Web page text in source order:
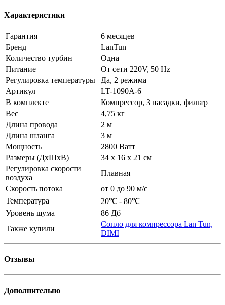
Характеристики
Гарантия
6 месяцев
Бренд
LanTun
Количество турбин
Одна
Питание
От сети 220V, 50 Hz
Регулировка температуры
Да, 2 режима
Артикул
LT-1090A-6
В комплекте
Компрессор, 3 насадки, фильтр
Вес
4,75 кг
Длина провода
2 м
Длина шланга
3 м
Мощность
2800 Ватт
Размеры (ДхШхВ)
34 х 16 х 21 см
Регулировка скорости
воздуха
Плавная
Скорость потока
от 0 до 90 м/с
Температура
20℃ - 80℃
Уровень шума
86 Дб
Также купили
Сопло для компрессора Lan Tun,
DIMI
Отзывы
Дополнительно